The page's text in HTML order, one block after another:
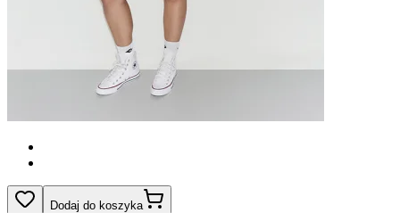
Dodaj do koszyka